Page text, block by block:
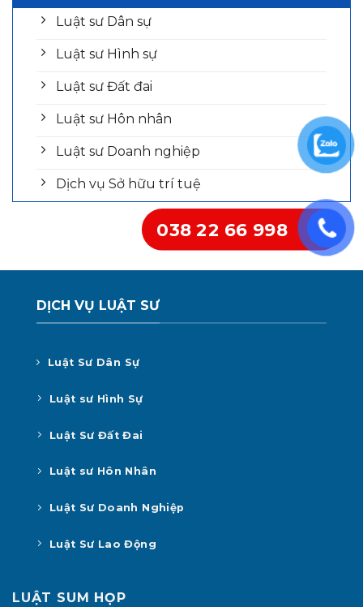
Luật sư Dân sự
Luật sư Hình sự
Luật sư Đất đai
Luật sư Hôn nhân
Luật sư Doanh nghiệp
Dịch vụ Sở hữu trí tuệ
DỊCH VỤ LUẬT SƯ
Luật Sư Dân Sự
Luật sư Hình Sự
Luật Sư Đất Đai
Luật sư Hôn Nhân
Luật Sư Doanh Nghiệp
Luật Sư Lao Động
LUẬT SUM HỌP
038 22 66 998